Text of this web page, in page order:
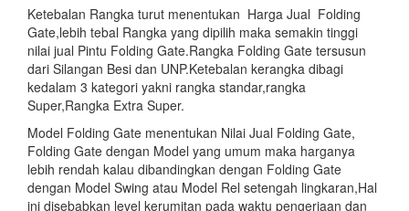
Ketebalan Rangka turut menentukan Harga Jual Folding
Gate,lebih tebal Rangka yang dipilih maka semakin tinggi
nilai jual Pintu Folding Gate.Rangka Folding Gate tersusun
dari Silangan Besi dan UNP.Ketebalan kerangka dibagi
kedalam 3 kategori yakni rangka standar,rangka
Super,Rangka Extra Super.
Model Folding Gate menentukan Nilai Jual Folding Gate,
Folding Gate dengan Model yang umum maka harganya
lebih rendah kalau dibandingkan dengan Folding Gate
dengan Model Swing atau Model Rel setengah lingkaran,Hal
ini disebabkan level kerumitan pada waktu pengerjaan dan